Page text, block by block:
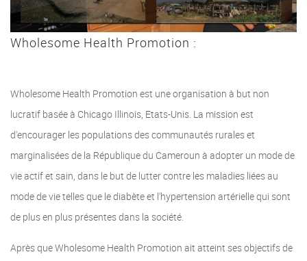
Wholesome Health Promotion :
Wholesome Health Promotion est une organisation à but non
lucratif basée à Chicago Illinois, Etats-Unis. La mission est
d'encourager les populations des communautés rurales et
marginalisées de la République du Cameroun à adopter un mode de
vie actif et sain, dans le but de lutter contre les maladies liées au
mode de vie telles que le diabète et l'hypertension artérielle qui sont
de plus en plus présentes dans la société.
Après que Wholesome Health Promotion ait atteint ses objectifs de